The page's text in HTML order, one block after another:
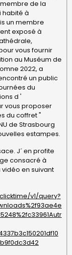
de la
habité à
un membre
exposé à
vous fournir
au Muséum de
2022, a
un public
du
d '
vous proposer
du coffret "
de Strasbourg
estampes.
J´ en profite
consacré à
en suivant
v1/query?